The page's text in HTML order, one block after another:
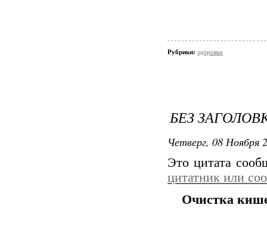
Рубрики: здоровье
БЕЗ
Четверг, 08 Ноября
Это цитата
цитатник или
Очистка